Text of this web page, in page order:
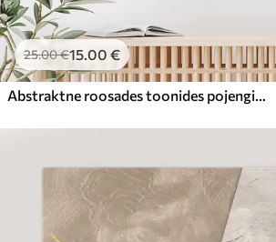
25.00€15.00 €
Abstraktne roosades toonides pojengide kimp